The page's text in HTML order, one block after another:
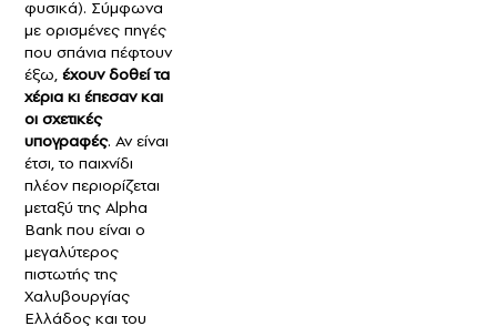
φυσικά). Σύμφωνα
με ορισμένες πηγές
που σπάνια πέφτουν
έξω, έχουν δοθεί τα
χέρια κι έπεσαν και
οι σχετικές
υπογραφές. Αν είναι
έτσι, το παιχνίδι
πλέον περιορίζεται
μεταξύ της Alpha
Bank που είναι ο
μεγαλύτερος
πιστωτής της
Χαλυβουργίας
Ελλάδος και του